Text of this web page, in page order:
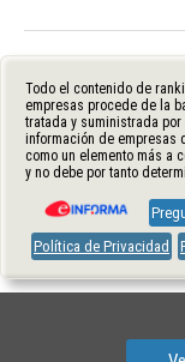
Todo el contenido de
empresas procede de la
tratada y suministrada por
información de empresas
como un elemento más a
y no debe por tanto
Política de Privacidad